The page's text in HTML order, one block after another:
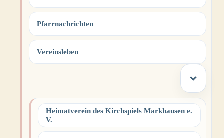
Pfarrnachrichten
Vereinsleben
Heimatverein des Kirchspiels Markhausen e.
V.